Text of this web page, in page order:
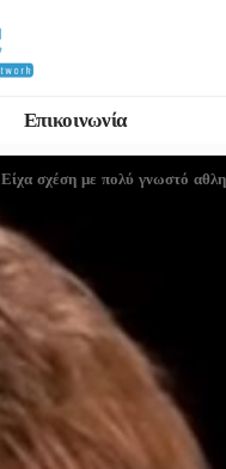
Επικοινωνία
Είχα σχέση με πολύ γνωστό